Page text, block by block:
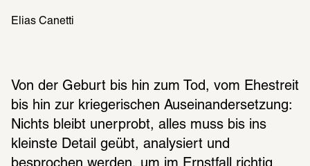
Elias Canetti
Von der Geburt bis hin zum Tod, vom Ehestreit
bis hin zur kriegerischen Auseinandersetzung:
Nichts bleibt unerprobt, alles muss bis ins
kleinste Detail geübt, analysiert und